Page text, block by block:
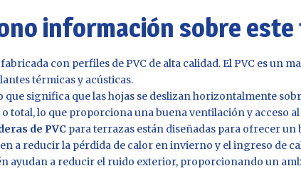
información sobre
con perfiles de PVC de alta calidad. El PVC es un
térmicas y acústicas.
significa que las hojas se deslizan horizontalmente
total, lo que proporciona una buena ventilación y acceso
de PVC para terrazas están diseñadas para ofrecer
a reducir la pérdida de calor en invierno y el ingreso de
ayudan a reducir el ruido exterior, proporcionando un